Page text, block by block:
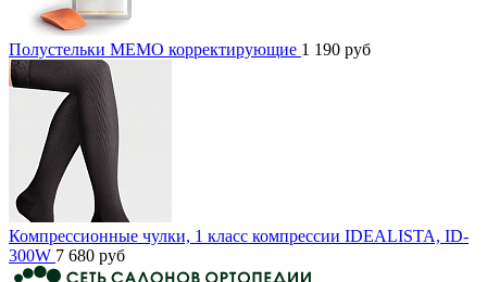
Полустельки МЕМО корректирующие 1 190 руб
Компрессионные чулки, 1 класс компрессии IDEALISTA, ID-
300W 7 680 руб